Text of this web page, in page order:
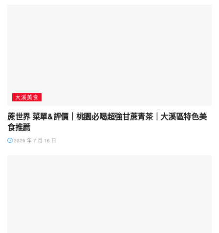
大溪美食
蔗世界 菜單&評價｜桃園必喝超強甘蔗青茶｜大溪區特色美
食推薦
2026 年 7 月 16 日